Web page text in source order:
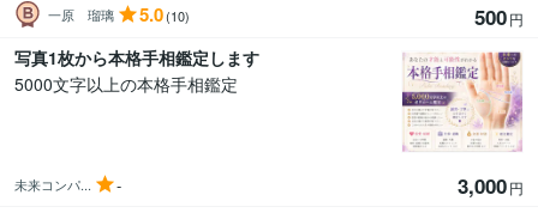
一原 瑠璃 5.0(10) 500円
写真1枚から本格手相鑑定します
5000文字以上の本格手相鑑定
未来コンパ... - 3,000円